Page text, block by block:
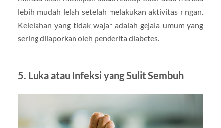
lebih mudah lelah setelah melakukan aktivitas ringan.
Kelelahan yang tidak wajar adalah gejala umum yang
sering dilaporkan oleh penderita diabetes.
5. Luka atau Infeksi yang Sulit Sembuh